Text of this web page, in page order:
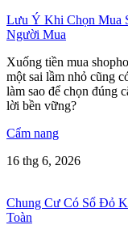
Lưu Ý Khi Chọn Mua
Người Mua
Xuống tiền mua
một sai lầm nhỏ cũng
làm sao để chọn đúng
lời bền vững?
Cẩm nang
16 thg 6, 2026
Chung Cư Có Sổ Đỏ
Toàn